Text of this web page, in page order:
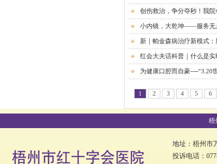
创伤救治，争分夺秒！我
小内镜，大乾坤——服务无
新｜帕金森病治疗新模式
红会大夫话科普｜什么是
为健康口腔而自豪----“3.20
1 2 3 4 5 6
梧
地址：梧州
投诉电话：